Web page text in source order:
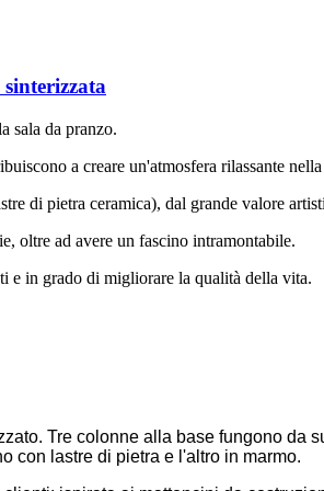
sala da pranzo.
a creare un'atmosfera rilassante
di pietra ceramica), dal grande valore
oltre ad avere un fascino intramontabile.
e in grado di migliorare la qualità della vita.
Tre colonne alla base fungono
con lastre di pietra e l'altro in marmo.